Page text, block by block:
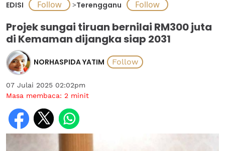
EDISI >Terengganu
Projek sungai tiruan bernilai RM300 juta
di Kemaman dijangka siap 2031
NORHASPIDA YATIM
07 Julai 2025 02:02pm
Masa membaca: 2 minit